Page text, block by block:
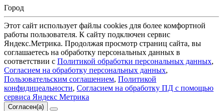
Город
Этот сайт использует файлы cookies для более комфортной
работы пользователя. К сайту подключен сервис
Яндекс.Метрика. Продолжая просмотр страниц сайта, вы
соглашаетесь на обработку персональных данных в
соответствии с Политикой обработки персональных данных,
Согласием на обработку персональных данных,
Пользовательским соглашением, Политикой
конфидицеальности, Согласием на обработку ПД с помощью
сервиса Яндекс Метрика
Согласен(а)